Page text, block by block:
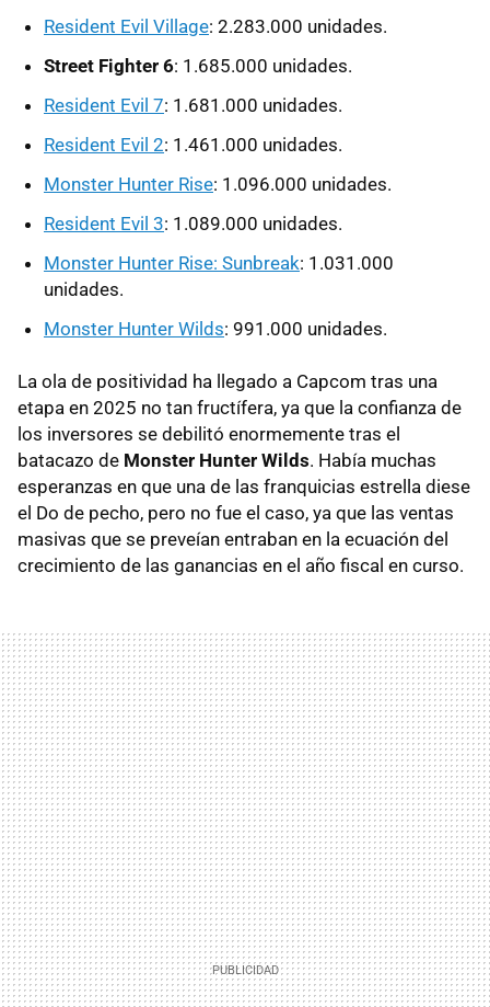
Resident Evil Village: 2.283.000 unidades.
Street Fighter 6: 1.685.000 unidades.
Resident Evil 7: 1.681.000 unidades.
Resident Evil 2: 1.461.000 unidades.
Monster Hunter Rise: 1.096.000 unidades.
Resident Evil 3: 1.089.000 unidades.
Monster Hunter Rise: Sunbreak: 1.031.000
unidades.
Monster Hunter Wilds: 991.000 unidades.
La ola de positividad ha llegado a Capcom tras una
etapa en 2025 no tan fructífera, ya que la confianza de
los inversores se debilitó enormemente tras el
batacazo de Monster Hunter Wilds. Había muchas
esperanzas en que una de las franquicias estrella diese
el Do de pecho, pero no fue el caso, ya que las ventas
masivas que se preveían entraban en la ecuación del
crecimiento de las ganancias en el año fiscal en curso.